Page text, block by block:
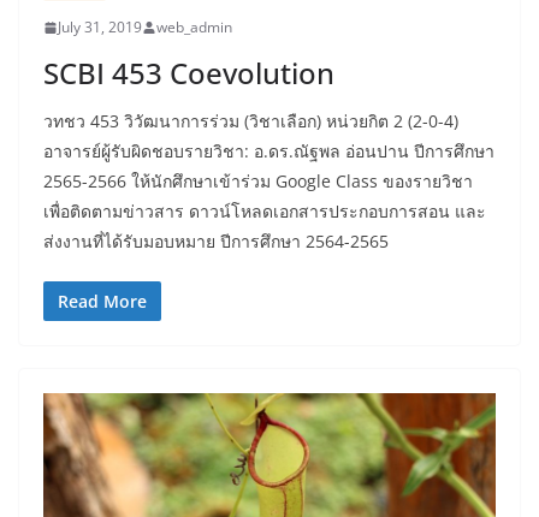
July 31, 2019 web_admin
SCBI 453 Coevolution
วทชว 453 วิวัฒนาการร่วม (วิชาเลือก) หน่วยกิต 2 (2-0-4)
อาจารย์ผู้รับผิดชอบรายวิชา: อ.ดร.ณัฐพล อ่อนปาน ปีการศึกษา
2565-2566 ให้นักศึกษาเข้าร่วม Google Class ของรายวิชา
เพื่อติดตามข่าวสาร ดาวน์โหลดเอกสารประกอบการสอน และ
ส่งงานที่ได้รับมอบหมาย ปีการศึกษา 2564-2565
Read More